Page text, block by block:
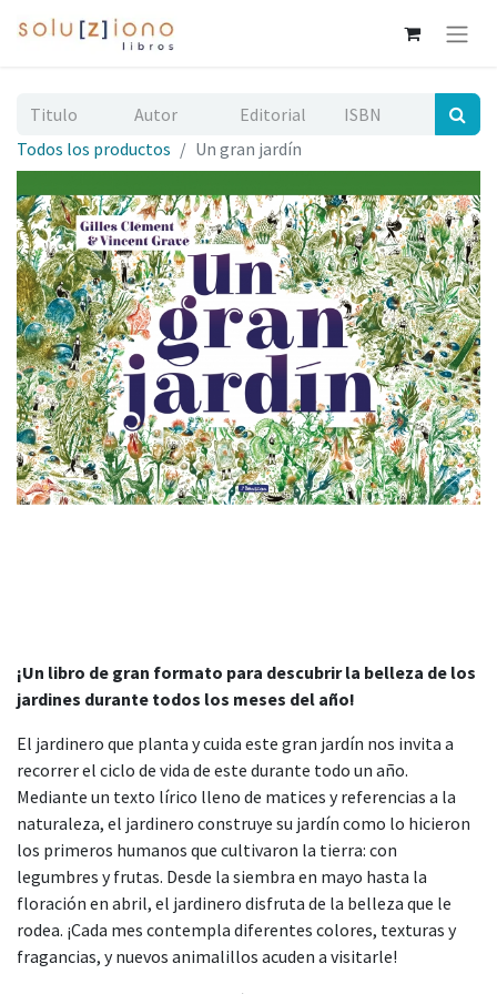
Todos los productos Un gran jardín
¡Un libro de gran formato para descubrir la belleza de los
jardines durante todos los meses del año!
El jardinero que planta y cuida este gran jardín nos invita a
recorrer el ciclo de vida de este durante todo un año.
Mediante un texto lírico lleno de matices y referencias a la
naturaleza, el jardinero construye su jardín como lo hicieron
los primeros humanos que cultivaron la tierra: con
legumbres y frutas. Desde la siembra en mayo hasta la
floración en abril, el jardinero disfruta de la belleza que le
rodea. ¡Cada mes contempla diferentes colores, texturas y
fragancias, y nuevos animalillos acuden a visitarle!